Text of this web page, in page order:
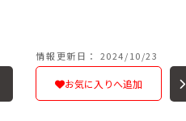
情報更新日： 2024/10/23
お気に入りへ追加